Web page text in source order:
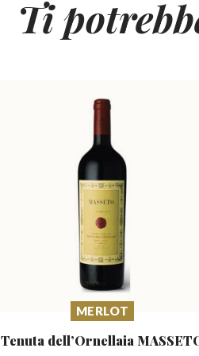
Ti
MERLOT
Tenuta dell’Ornellaia